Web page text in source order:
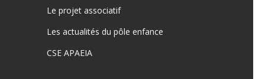
Le projet associatif
Les actualités du pôle enfance
CSE APAEIA